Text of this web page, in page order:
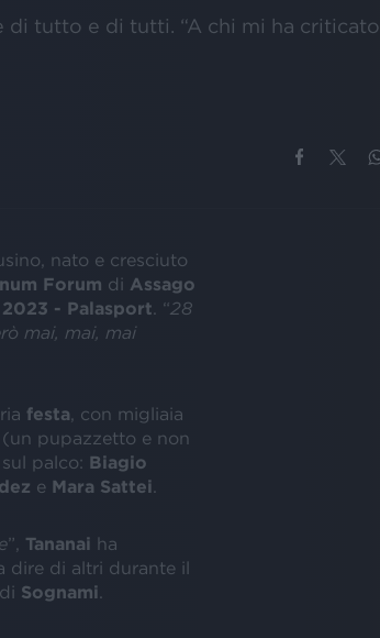
di tutto e di tutti. “A chi mi ha criticato
nato e cresciuto
Forum di Assago
- Palasport “28
mai, mai, mai
festa , con migliaia
(un pupazzetto e non
palco: Biagio
e Mara Sattei
”, Tananai ha
dire di altri durante il
Sognami